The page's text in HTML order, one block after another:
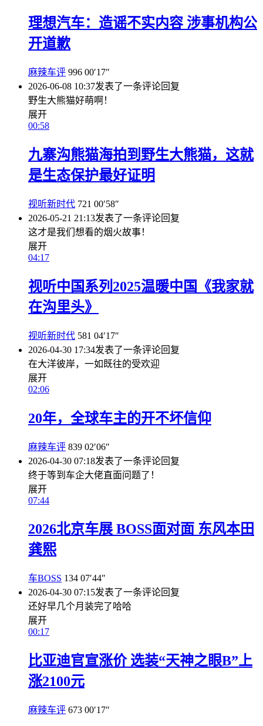
理想汽车：造谣不实内容 涉事机构公
开道歉
麻辣车评 996 00′17″
2026-06-08 10:37发表了一条评论回复
野生大熊猫好萌啊！
展开
00:58
九寨沟熊猫海拍到野生大熊猫，这就
是生态保护最好证明
视听新时代 721 00′58″
2026-05-21 21:13发表了一条评论回复
这才是我们想看的烟火故事！
展开
04:17
视听中国系列2025温暖中国《我家就
在沟里头》
视听新时代 581 04′17″
2026-04-30 17:34发表了一条评论回复
在大洋彼岸，一如既往的受欢迎
展开
02:06
20年，全球车主的开不坏信仰
麻辣车评 839 02′06″
2026-04-30 07:18发表了一条评论回复
终于等到车企大佬直面问题了！
展开
07:44
2026北京车展 BOSS面对面 东风本田
龚熙
车BOSS 134 07′44″
2026-04-30 07:15发表了一条评论回复
还好早几个月装完了哈哈
展开
00:17
比亚迪官宣涨价 选装“天神之眼B”上
涨2100元
麻辣车评 673 00′17″